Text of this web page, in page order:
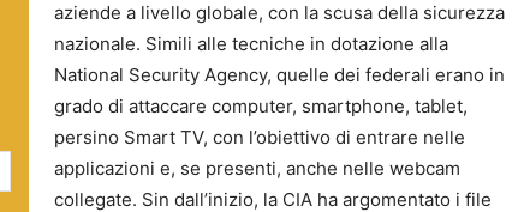
aziende a livello globale, con la scusa della sicurezza
nazionale. Simili alle tecniche in dotazione alla
National Security Agency, quelle dei federali erano in
grado di attaccare computer, smartphone, tablet,
persino Smart TV, con l’obiettivo di entrare nelle
applicazioni e, se presenti, anche nelle webcam
collegate. Sin dall’inizio, la CIA ha argomentato i file